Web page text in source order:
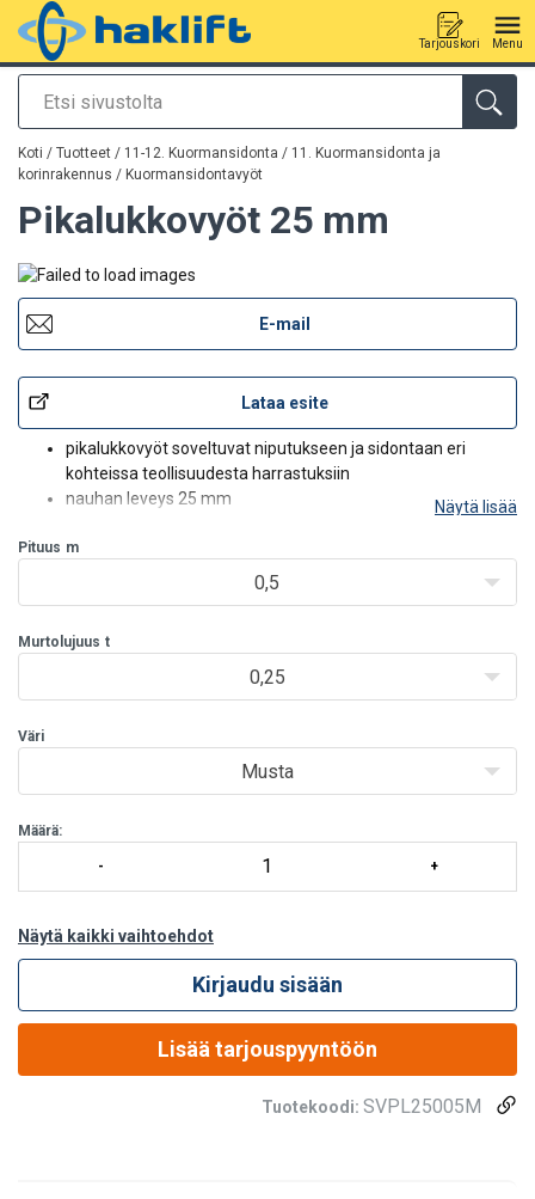
Etsi
Tarjouskori Menu
Tuote lisätty tarjouspyyntöön
Koti / Tuotteet / 11-12. Kuormansidonta / 11. Kuormansidonta ja
korinrakennus / Kuormansidontavyöt
Pikalukkovyöt 25 mm
E-mail
Lataa esite
pikalukkovyöt soveltuvat niputukseen ja sidontaan eri
kohteissa teollisuudesta harrastuksiin
nauhan leveys 25 mm
25 mm nauhalle sopivia lukkoja saatavana myös muita
vaihtoehtoja, esim. ruostumaton AISI 304, katso
Näytä lisää
Pituus m
0,5
Murtolujuus t
0,25
Väri
Musta
Määrä:
Näytä kaikki vaihtoehdot
Kirjaudu sisään
Lisää tarjouspyyntöön
Tuotekoodi: SVPL25005M